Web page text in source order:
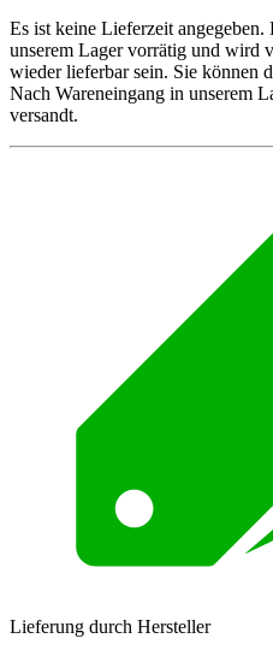
Es ist keine Lieferzeit
unserem Lager vorrätig und wird
wieder lieferbar sein. Sie können
Nach Wareneingang in unserem
versandt.
Lieferung durch Hersteller